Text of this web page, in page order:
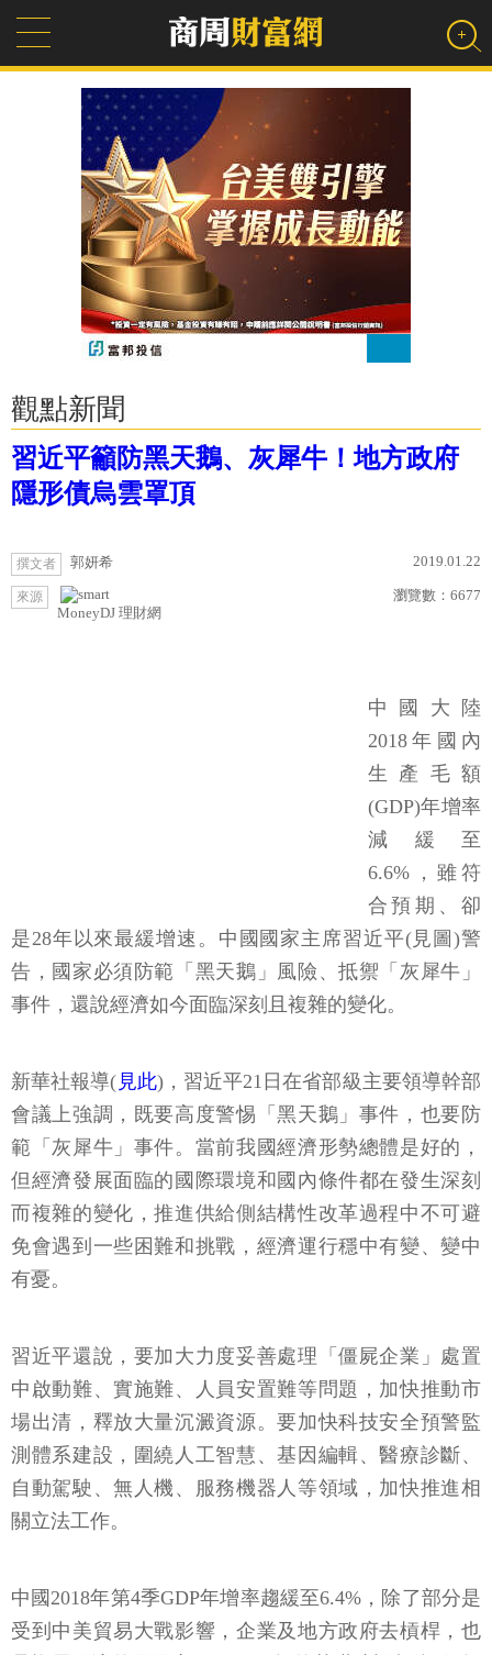
觀點新聞
習近平籲防黑天鵝、灰犀牛！地方政府
隱形債烏雲罩頂
撰文者 郭妍希 2019.01.22
來源
MoneyDJ 理財網
瀏覽數： 6677
中國大陸
2018年國內
生產毛額
(GDP)年增率
減緩至
6.6%，雖符
合預期、卻
是28年以來最緩增速。中國國家主席習近平(見圖)警
告，國家必須防範「黑天鵝」風險、抵禦「灰犀牛」
事件，還說經濟如今面臨深刻且複雜的變化。
新華社報導( 見此)，習近平21日在省部級主要領導幹部
會議上強調，既要高度警惕「黑天鵝」事件，也要防
範「灰犀牛」事件。當前我國經濟形勢總體是好的，
但經濟發展面臨的國際環境和國內條件都在發生深刻
而複雜的變化，推進供給側結構性改革過程中不可避
免會遇到一些困難和挑戰，經濟運行穩中有變、變中
有憂。
習近平還說，要加大力度妥善處理「僵屍企業」處置
中啟動難、實施難、人員安置難等問題，加快推動市
場出清，釋放大量沉澱資源。要加快科技安全預警監
測體系建設，圍繞人工智慧、基因編輯、醫療診斷、
自動駕駛、無人機、服務機器人等領域，加快推進相
關立法工作。
中國2018年第4季GDP年增率趨緩至6.4%，除了部分是
受到中美貿易大戰影響，企業及地方政府去槓桿，也